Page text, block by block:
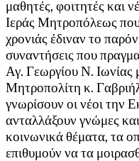
μαθητές, φοιτητές και
Ιεράς Μητροπόλεως που
χρονιάς έδιναν το
συναντήσεις που
Αγ. Γεωργίου Ν. Ιωνίας
Μητροπολίτη κ.
γνωρίσουν οι νέοι την
ανταλλάξουν γνώμες
κοινωνικά θέματα, τα
επιθυμούν να τα